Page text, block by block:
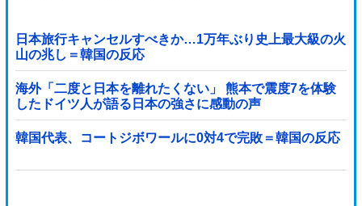
日本旅行キャンセルすべきか…1万年ぶり史上最大級の火
山の兆し＝韓国の反応
海外「二度と日本を離れたくない」 熊本で震度7を体験
したドイツ人が語る日本の強さに感動の声
韓国代表、コートジボワールに0対4で完敗＝韓国の反応